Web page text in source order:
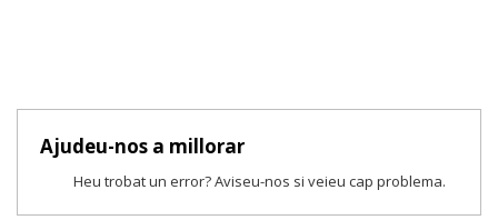
Ajudeu-nos a millorar
Heu trobat un error? Aviseu-nos si veieu cap problema.